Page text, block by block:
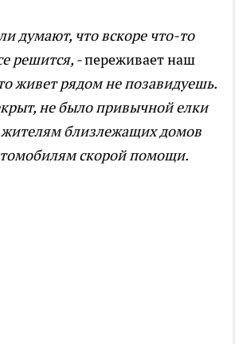
думают, что вскоре что-то
решится, -переживает наш
живет рядом не позавидуешь.
не было привычной елки
близлежащих домов
скорой помощи.